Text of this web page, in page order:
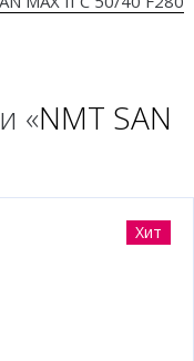
«NMT SAN
Хит